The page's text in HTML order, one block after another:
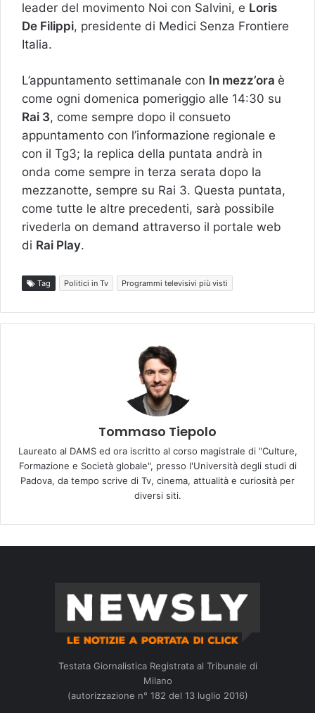
leader del movimento Noi con Salvini, e Loris
De Filippi, presidente di Medici Senza Frontiere
Italia.
L’appuntamento settimanale con In mezz’ora è
come ogni domenica pomeriggio alle 14:30 su
Rai 3, come sempre dopo il consueto
appuntamento con l’informazione regionale e
con il Tg3; la replica della puntata andrà in
onda come sempre in terza serata dopo la
mezzanotte, sempre su Rai 3. Questa puntata,
come tutte le altre precedenti, sarà possibile
rivederla on demand attraverso il portale web
di Rai Play.
Tag Politici in Tv Programmi televisivi più visti
Tommaso Tiepolo
Laureato al DAMS ed ora iscritto al corso magistrale di "Culture,
Formazione e Società globale", presso l'Università degli studi di
Padova, da tempo scrive di Tv, cinema, attualità e curiosità per
diversi siti.
Testata Giornalistica Registrata al Tribunale di
Milano
(autorizzazione n° 182 del 13 luglio 2016)